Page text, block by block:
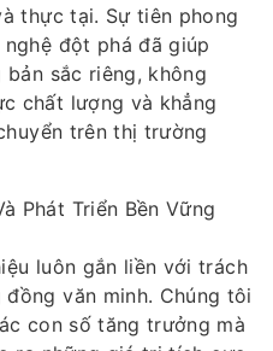
thực tại. Sự tiên phong
đột phá đã giúp
sắc riêng, không
chất lượng và khẳng
trên thị trường
Phát Triển Bền Vững
luôn gắn liền với trách
văn minh. Chúng tôi
con số tăng trưởng mà